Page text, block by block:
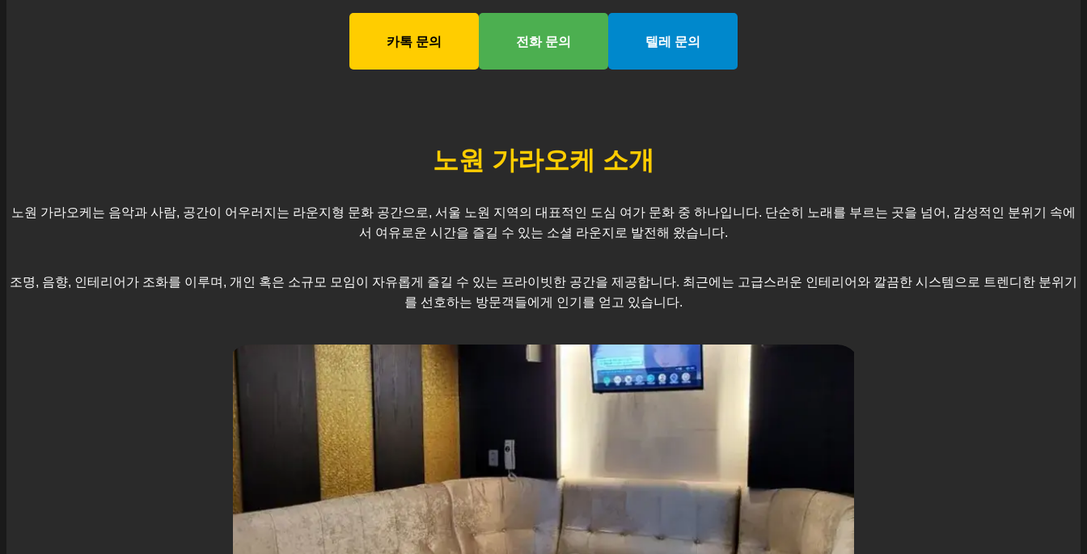
카톡 문의 전화 문의 텔레 문의
노원 가라오케 소개
노원 가라오케는 음악과 사람, 공간이 어우러지는 라운지형 문화 공간으로, 서울 노원 지역의 대표적인 도심 여가 문화 중 하나입니다. 단순히 노래를 부르는 곳을 넘어, 감성적인 분위기 속에
서 여유로운 시간을 즐길 수 있는 소셜 라운지로 발전해 왔습니다.
조명, 음향, 인테리어가 조화를 이루며, 개인 혹은 소규모 모임이 자유롭게 즐길 수 있는 프라이빗한 공간을 제공합니다. 최근에는 고급스러운 인테리어와 깔끔한 시스템으로 트렌디한 분위기
를 선호하는 방문객들에게 인기를 얻고 있습니다.